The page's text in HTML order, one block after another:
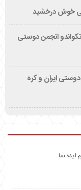
خوش درخشید
انجمن دوستی
ایران و کره
ایده نما